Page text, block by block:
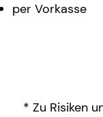
per Vorkasse
* Zu Risiken